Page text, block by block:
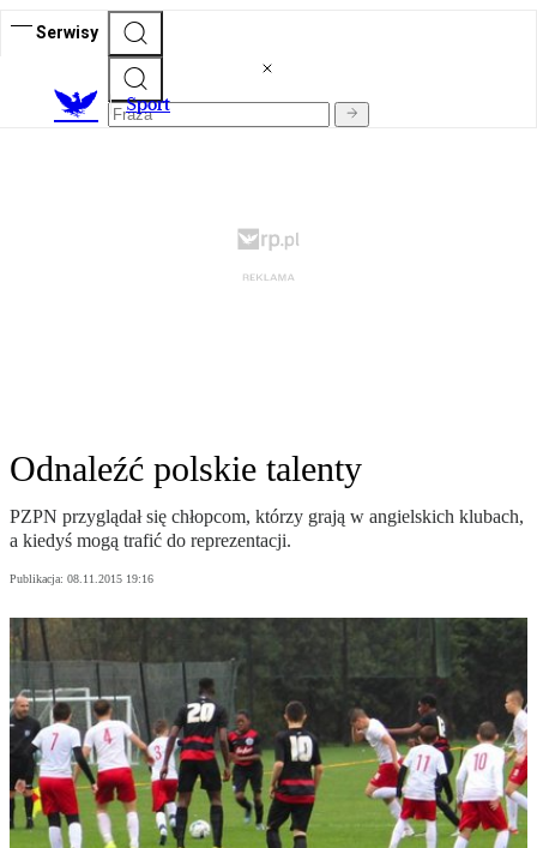
Serwisy
Sport
Odnaleźć polskie talenty
PZPN przyglądał się chłopcom, którzy grają w angielskich klubach,
a kiedyś mogą trafić do reprezentacji.
Publikacja: 08.11.2015 19:16